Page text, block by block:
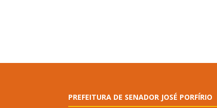
PREFEITURA DE SENADOR JOSÉ PORFÍRIO